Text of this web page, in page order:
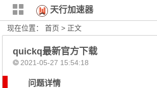
天行加速器
现在位置：首页 > 正文
quickq最新官方下载
2021-05-27 15:54:18
问题详情